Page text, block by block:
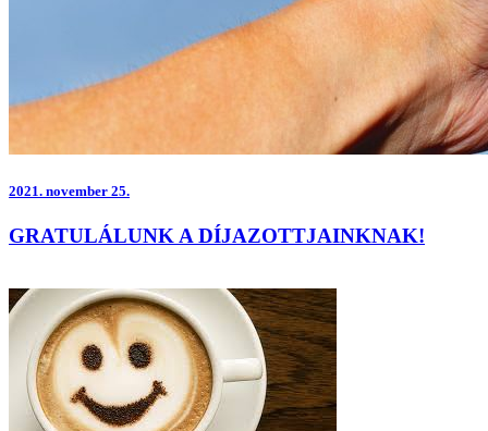
2021. november 25.
GRATULÁLUNK A DÍJAZOTTJAINKNAK!